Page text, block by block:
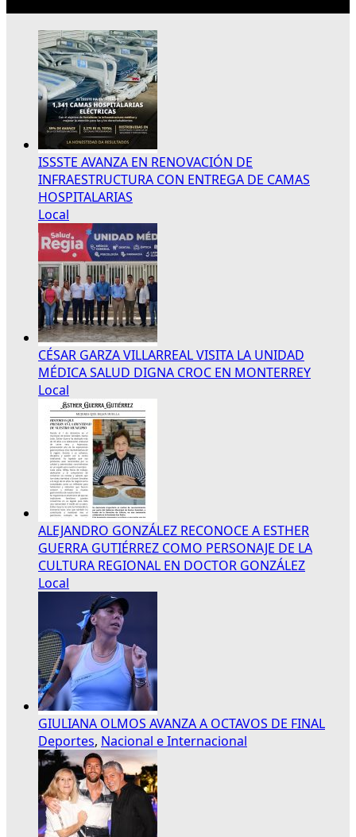
ISSSTE AVANZA EN RENOVACIÓN DE
INFRAESTRUCTURA CON ENTREGA DE CAMAS
HOSPITALARIAS
Local
CÉSAR GARZA VILLARREAL VISITA LA UNIDAD
MÉDICA SALUD DIGNA CROC EN MONTERREY
Local
ALEJANDRO GONZÁLEZ RECONOCE A ESTHER
GUERRA GUTIÉRREZ COMO PERSONAJE DE LA
CULTURA REGIONAL EN DOCTOR GONZÁLEZ
Local
GIULIANA OLMOS AVANZA A OCTAVOS DE FINAL
Deportes, Nacional e Internacional